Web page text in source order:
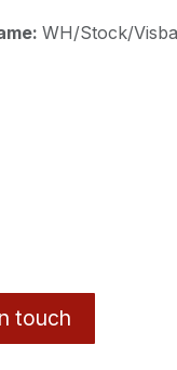
WH/Stock/
touch